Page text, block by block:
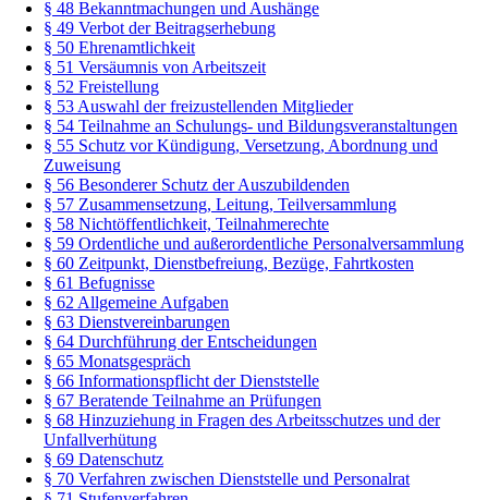
§ 48 Bekanntmachungen und Aushänge
§ 49 Verbot der Beitragserhebung
§ 50 Ehrenamtlichkeit
§ 51 Versäumnis von Arbeitszeit
§ 52 Freistellung
§ 53 Auswahl der freizustellenden Mitglieder
§ 54 Teilnahme an Schulungs- und Bildungsveranstaltungen
§ 55 Schutz vor Kündigung, Versetzung, Abordnung und
Zuweisung
§ 56 Besonderer Schutz der Auszubildenden
§ 57 Zusammensetzung, Leitung, Teilversammlung
§ 58 Nichtöffentlichkeit, Teilnahmerechte
§ 59 Ordentliche und außerordentliche Personalversammlung
§ 60 Zeitpunkt, Dienstbefreiung, Bezüge, Fahrtkosten
§ 61 Befugnisse
§ 62 Allgemeine Aufgaben
§ 63 Dienstvereinbarungen
§ 64 Durchführung der Entscheidungen
§ 65 Monatsgespräch
§ 66 Informationspflicht der Dienststelle
§ 67 Beratende Teilnahme an Prüfungen
§ 68 Hinzuziehung in Fragen des Arbeitsschutzes und der
Unfallverhütung
§ 69 Datenschutz
§ 70 Verfahren zwischen Dienststelle und Personalrat